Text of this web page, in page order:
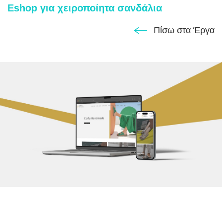
προφίλ
υπηρεσίες
Αρχ. Μακαρίου 14, 45221, Ιωάννινα
τ: +30 26510 24308|e: info@wapp.gr
Eshop για χειροποίητα σανδάλια
Πίσω στα Έργα